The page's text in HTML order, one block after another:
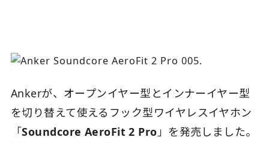
Ankerが、オープンイヤー型とインナーイヤー型
を切り替えて使えるフック型ワイヤレスイヤホン
「Soundcore AeroFit 2 Pro」を発売しました。